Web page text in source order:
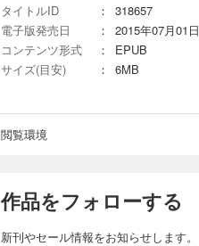
タイトルID
：
318657
電子版発売日
：
2015年07月01日
コンテンツ形式
：
EPUB
サイズ(目安)
： 6MB
閲覧環境
作品をフォローする
新刊やセール情報をお知らせします。